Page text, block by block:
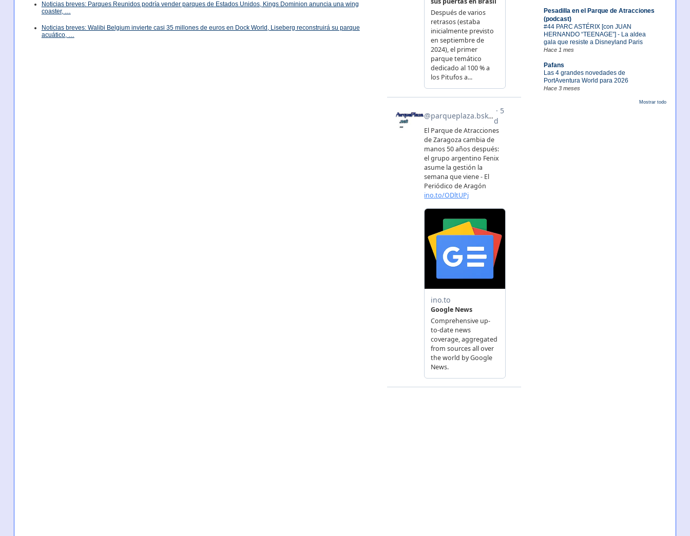
Pesadilla en el Parque de Atracciones
(podcast)
#44 PARC ASTÉRIX [con JUAN
HERNANDO “TEENAGE”] - La aldea
gala que resiste a Disneyland Paris
Hace 1 mes
Pafans
Las 4 grandes novedades de
PortAventura World para 2026
Hace 3 meses
Mostrar todo
Noticias breves: Parques Reunidos podría vender parques de Estados Unidos, Kings Dominion anuncia una wing
coaster, …
Noticias breves: Walibi Belgium invierte casi 35 millones de euros en Dock World, Liseberg reconstruirá su parque
acuático, …